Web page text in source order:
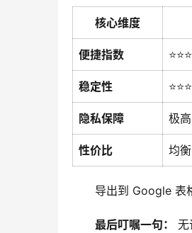
核心维度
便捷指数
稳定性
隐私保障 极
性价比 均衡
导出到 Google 表
最后叮嘱一句： 无